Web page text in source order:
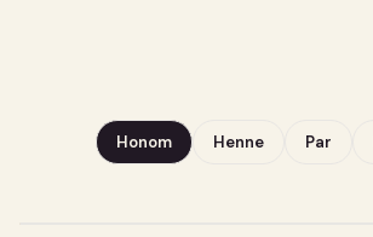
Honom Henne Par